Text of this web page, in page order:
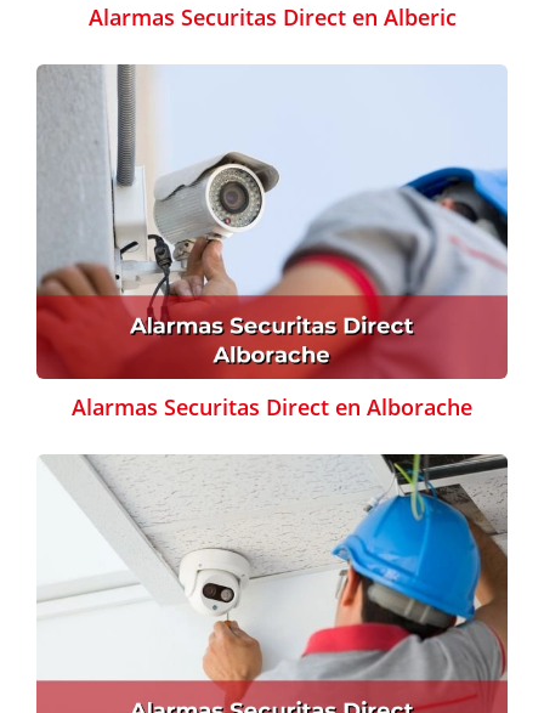
Alarmas Securitas Direct en Alberic
Alarmas Securitas Direct en Alborache